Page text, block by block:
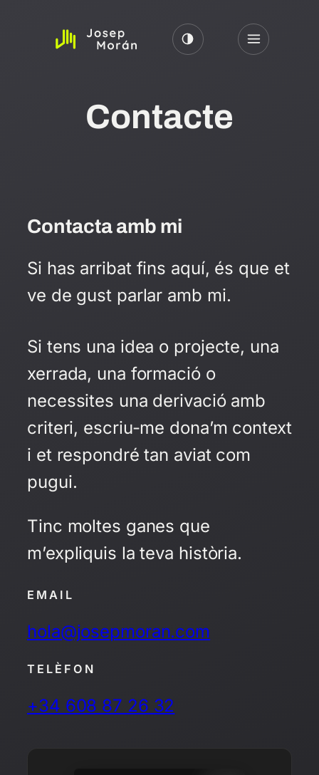
Contacte
Contacta amb mi
Si has arribat fins aquí, és que et
ve de gust parlar amb mi.
Si tens una idea o projecte, una
xerrada, una formació o
necessites una derivació amb
criteri, escriu-me dona’m context
i et respondré tan aviat com
pugui.
Tinc moltes ganes que
m’expliquis la teva història.
EMAIL
hola@josepmoran.com
TELÈFON
+34 608 87 26 32